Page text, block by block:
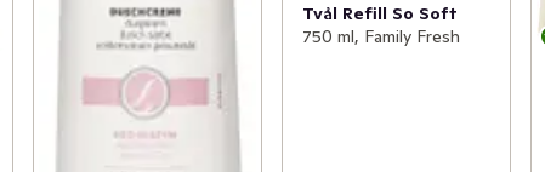
Tvål Refill So Soft
750 ml, Family Fresh